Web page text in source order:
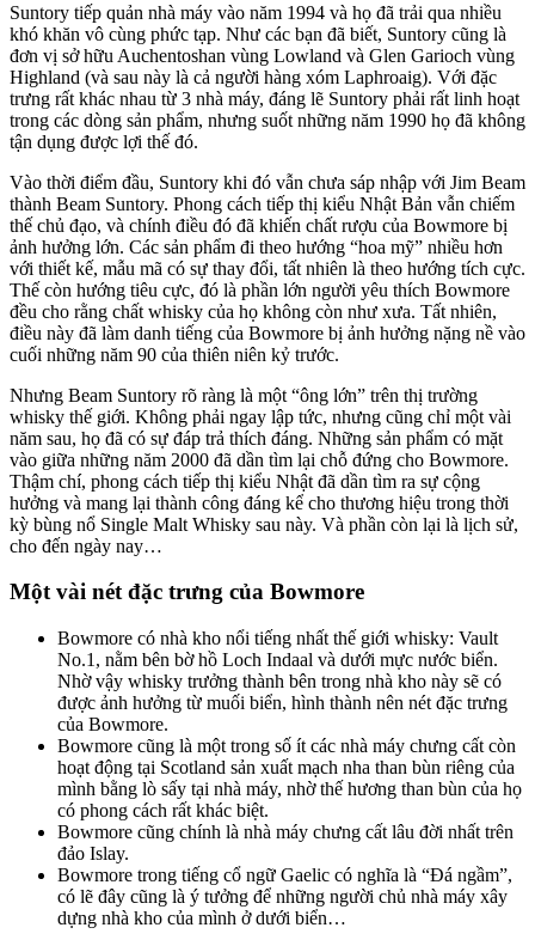
Suntory tiếp quản nhà máy vào năm 1994 và họ đã trải qua nhiều
khó khăn vô cùng phức tạp. Như các bạn đã biết, Suntory cũng là
đơn vị sở hữu Auchentoshan vùng Lowland và Glen Garioch vùng
Highland (và sau này là cả người hàng xóm Laphroaig). Với đặc
trưng rất khác nhau từ 3 nhà máy, đáng lẽ Suntory phải rất linh hoạt
trong các dòng sản phẩm, nhưng suốt những năm 1990 họ đã không
tận dụng được lợi thế đó.
Vào thời điểm đầu, Suntory khi đó vẫn chưa sáp nhập với Jim Beam
thành Beam Suntory. Phong cách tiếp thị kiểu Nhật Bản vẫn chiếm
thế chủ đạo, và chính điều đó đã khiến chất rượu của Bowmore bị
ảnh hưởng lớn. Các sản phẩm đi theo hướng “hoa mỹ” nhiều hơn
với thiết kế, mẫu mã có sự thay đổi, tất nhiên là theo hướng tích cực.
Thế còn hướng tiêu cực, đó là phần lớn người yêu thích Bowmore
đều cho rằng chất whisky của họ không còn như xưa. Tất nhiên,
điều này đã làm danh tiếng của Bowmore bị ảnh hưởng nặng nề vào
cuối những năm 90 của thiên niên kỷ trước.
Nhưng Beam Suntory rõ ràng là một “ông lớn” trên thị trường
whisky thế giới. Không phải ngay lập tức, nhưng cũng chỉ một vài
năm sau, họ đã có sự đáp trả thích đáng. Những sản phẩm có mặt
vào giữa những năm 2000 đã dần tìm lại chỗ đứng cho Bowmore.
Thậm chí, phong cách tiếp thị kiểu Nhật đã dần tìm ra sự cộng
hưởng và mang lại thành công đáng kể cho thương hiệu trong thời
kỳ bùng nổ Single Malt Whisky sau này. Và phần còn lại là lịch sử,
cho đến ngày nay…
Một vài nét đặc trưng của Bowmore
Bowmore có nhà kho nổi tiếng nhất thế giới whisky: Vault
No.1, nằm bên bờ hồ Loch Indaal và dưới mực nước biển.
Nhờ vậy whisky trưởng thành bên trong nhà kho này sẽ có
được ảnh hưởng từ muối biển, hình thành nên nét đặc trưng
của Bowmore.
Bowmore cũng là một trong số ít các nhà máy chưng cất còn
hoạt động tại Scotland sản xuất mạch nha than bùn riêng của
mình bằng lò sấy tại nhà máy, nhờ thế hương than bùn của họ
có phong cách rất khác biệt.
Bowmore cũng chính là nhà máy chưng cất lâu đời nhất trên
đảo Islay.
Bowmore trong tiếng cổ ngữ Gaelic có nghĩa là “Đá ngầm”,
có lẽ đây cũng là ý tưởng để những người chủ nhà máy xây
dựng nhà kho của mình ở dưới biển…